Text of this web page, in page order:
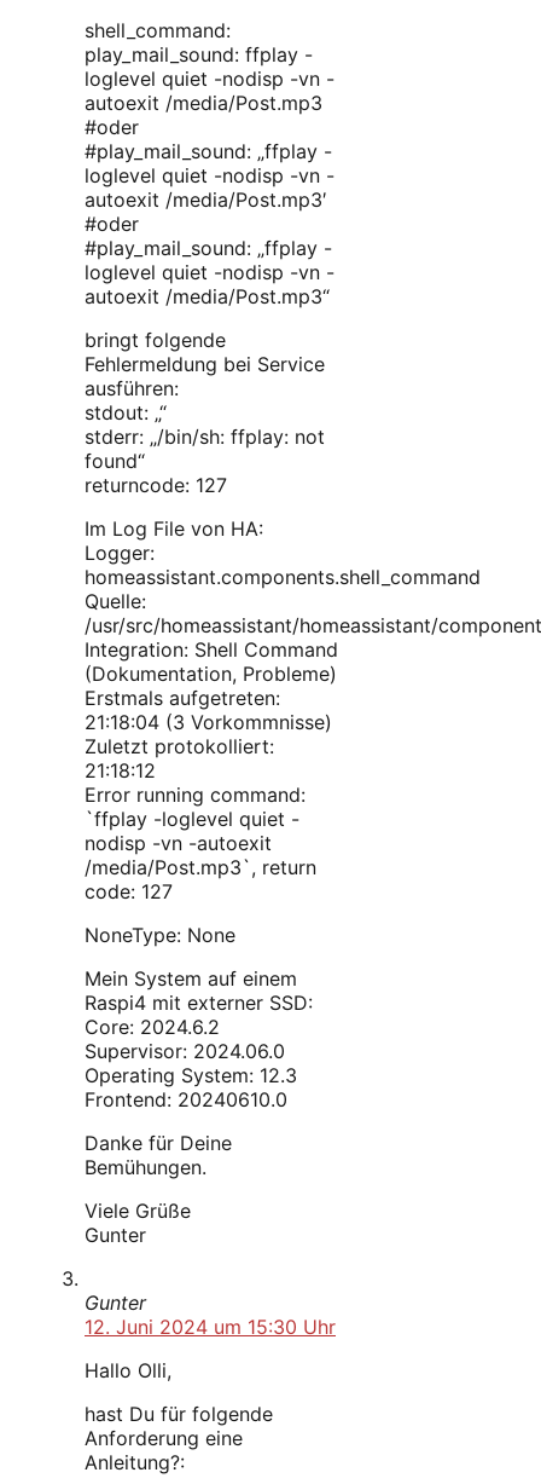
shell_command:
play_mail_sound: ffplay -
loglevel quiet -nodisp -vn -
autoexit /media/Post.mp3
#oder
#play_mail_sound: „ffplay -
loglevel quiet -nodisp -vn -
autoexit /media/Post.mp3′
#oder
#play_mail_sound: „ffplay -
loglevel quiet -nodisp -vn -
autoexit /media/Post.mp3“
bringt folgende
Fehlermeldung bei Service
ausführen:
stdout: „“
stderr: „/bin/sh: ffplay: not
found“
returncode: 127
Im Log File von HA:
Logger:
homeassistant.components.shell_command
Quelle:
/usr/src/homeassistant/homeassistant/
Integration: Shell Command
(Dokumentation, Probleme)
Erstmals aufgetreten:
21:18:04 (3 Vorkommnisse)
Zuletzt protokolliert:
21:18:12
Error running command:
`ffplay -loglevel quiet -
nodisp -vn -autoexit
/media/Post.mp3`, return
code: 127
NoneType: None
Mein System auf einem
Raspi4 mit externer SSD:
Core: 2024.6.2
Supervisor: 2024.06.0
Operating System: 12.3
Frontend: 20240610.0
Danke für Deine
Bemühungen.
Viele Grüße
Gunter
Gunter
12. Juni 2024 um 15:30 Uhr
Hallo Olli,
hast Du für folgende
Anforderung eine
Anleitung?: